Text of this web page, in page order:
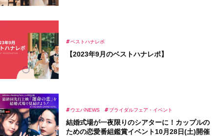
【2023年9月のベストハナレポ】
ベストハナレポ
結婚式場が一夜限りのシアターに！カップルの
ための恋愛番組鑑賞イベント10月28日(土)開催
ウエパNEWS ブライダルフェア・イベント